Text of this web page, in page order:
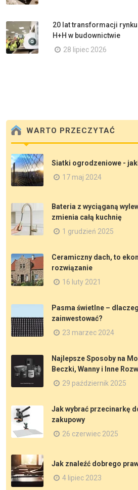
20 lat transformacji
H+H w budownictwie
28 lipiec 2026
WARTO PRZECZYTAĆ
Siatki ogrodzeniowe -
17 maj 2024
Bateria z wyciąganą
zmienia całą kuchnię
1 grudzień 2025
Ceramiczny dach, to
rozwiązanie
16 luty 2021
Pasma świetlne –
zainwestować?
23 marzec 2024
Najlepsze Sposoby na
Beczki, Wanny i Inne
29 październik 2025
Jak wybrać przecinarkę
zakupowy
26 czerwiec 2025
Jak znaleźć dobrego
4 lipiec 2023